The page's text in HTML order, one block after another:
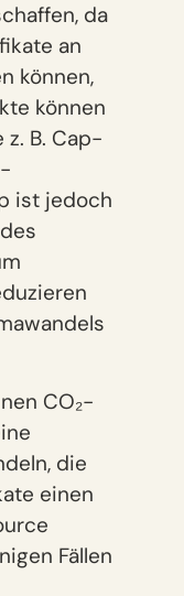
da
an
können,
können
B. Cap-
ist jedoch
CO₂-
die
einen
Fällen